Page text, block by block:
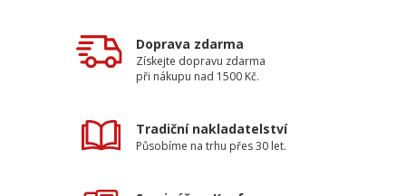
Doprava zdarma
Získejte dopravu zdarma
při nákupu nad 1500 Kč.
Tradiční nakladatelství
Působíme na trhu přes 30 let.